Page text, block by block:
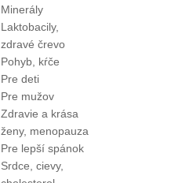
Minerály
Laktobacily,
zdravé črevo
Pohyb, kŕče
Pre deti
Pre mužov
Zdravie a krása
ženy, menopauza
Pre lepší spánok
Srdce, cievy,